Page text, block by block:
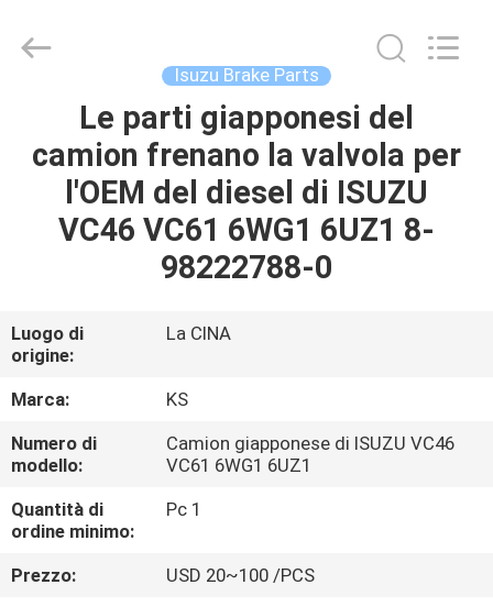
PRODOTTI
GIRO
DELLA
FABBRICA
CONTROLLO
DI
QUALITÀ
Technology
Isuzu Brake Parts
Le parti giapponesi del
camion frenano la valvola per
l'OEM del diesel di ISUZU
VC46 VC61 6WG1 6UZ1 8-
98222788-0
Luogo di
origine:
La CINA
Marca:
KS
Numero di
modello:
Camion giapponese di ISUZU VC46
VC61 6WG1 6UZ1
Quantità di
ordine minimo:
Pc 1
Prezzo:
USD 20~100 /PCS